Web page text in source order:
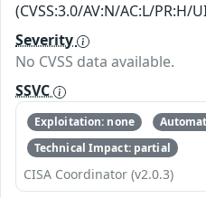
(CVSS:3.0/AV:N/AC:L/PR:H/
Severity
No CVSS data available.
SSVC
Exploitation: none
Technical Impact: partial
CISA Coordinator (v2.0.3)